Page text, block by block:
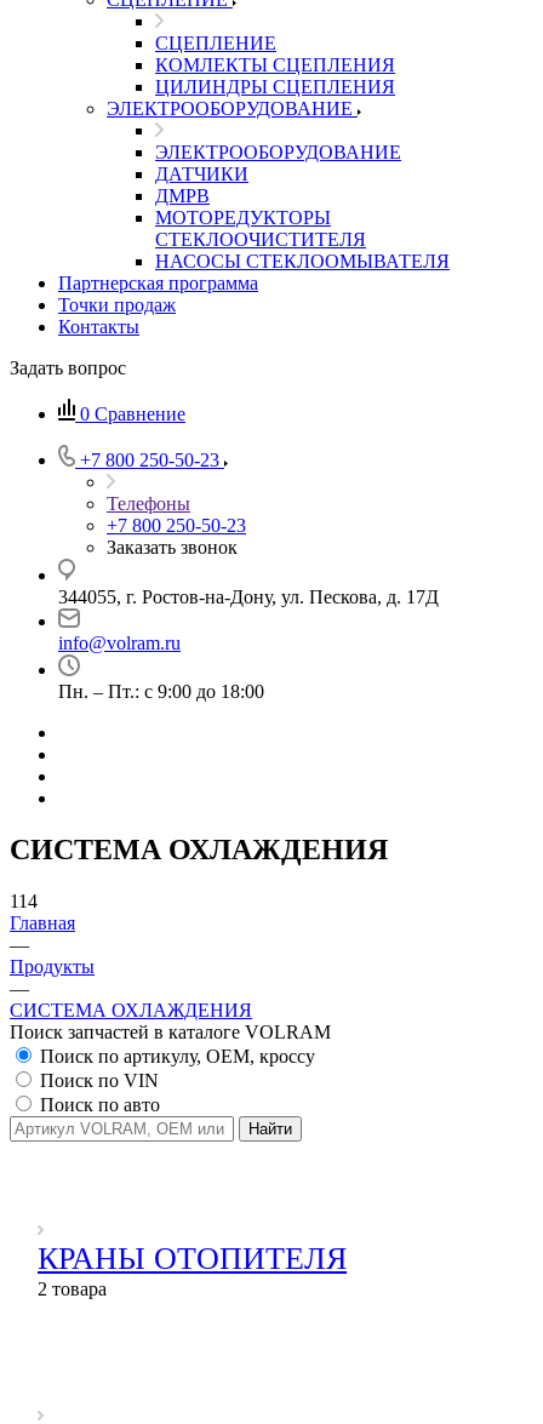
СЦЕПЛЕНИЕ
КОМЛЕКТЫ СЦЕПЛЕНИЯ
ЦИЛИНДРЫ СЦЕПЛЕНИЯ
ЭЛЕКТРООБОРУДОВАНИЕ
ЭЛЕКТРООБОРУДОВАНИЕ
ДАТЧИКИ
ДМРВ
МОТОРЕДУКТОРЫ
СТЕКЛООЧИСТИТЕЛЯ
НАСОСЫ СТЕКЛООМЫВАТЕЛЯ
Партнерская программа
Точки продаж
Контакты
Задать вопрос
0 Сравнение
+7 800 250-50-23
Телефоны
+7 800 250-50-23
Заказать звонок
344055, г. Ростов-на-Дону, ул. Пескова, д. 17Д
info@volram.ru
Пн. – Пт.: с 9:00 до 18:00
СИСТЕМА ОХЛАЖДЕНИЯ
114
Главная
—
Продукты
—
СИСТЕМА ОХЛАЖДЕНИЯ
Поиск запчастей в каталоге VOLRAM
Поиск по артикулу, OEM, кроссу
Поиск по VIN
Поиск по авто
Найти
КРАНЫ ОТОПИТЕЛЯ
2 товара